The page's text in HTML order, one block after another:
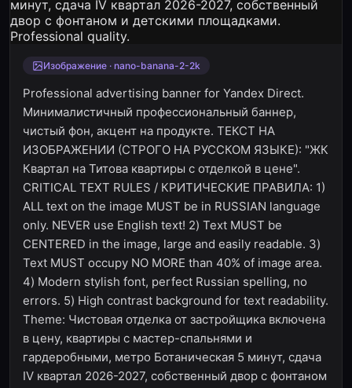
Изображение · nano-banana-2-2k
Professional advertising banner for Yandex Direct.
Минималистичный профессиональный баннер,
чистый фон, акцент на продукте. ТЕКСТ НА
ИЗОБРАЖЕНИИ (СТРОГО НА РУССКОМ ЯЗЫКЕ): "ЖК
Квартал на Титова квартиры с отделкой в цене".
CRITICAL TEXT RULES / КРИТИЧЕСКИЕ ПРАВИЛА: 1)
ALL text on the image MUST be in RUSSIAN language
only. NEVER use English text! 2) Text MUST be
CENTERED in the image, large and easily readable. 3)
Text MUST occupy NO MORE than 40% of image area.
4) Modern stylish font, perfect Russian spelling, no
errors. 5) High contrast background for text readability.
Theme: Чистовая отделка от застройщика включена
в цену, квартиры с мастер-спальнями и
гардеробными, метро Ботаническая 5 минут, сдача
IV квартал 2026-2027, собственный двор с фонтаном